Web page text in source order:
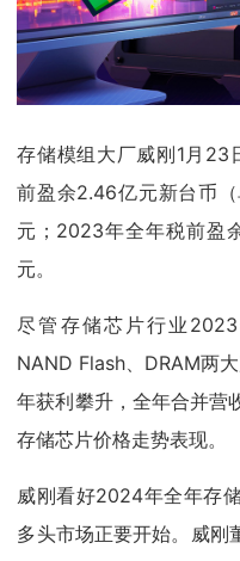
存储模组大厂威刚1月23
前盈余2.46亿元新台币
元；2023年全年税前盈
元。
尽管存储芯片行业
NAND Flash、DRAM两
年获利攀升，全年合并营
存储芯片价格走势表现。
威刚看好2024年全年存
多头市场正要开始。威刚